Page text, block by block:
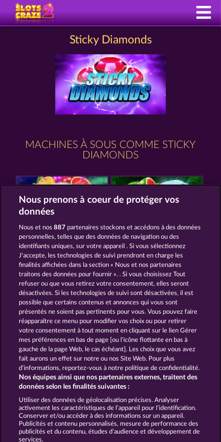
Sticky Diamonds
MACHINES À SOUS COMME STICKY
DIAMONDS
7 SUPERNOVA FRUITS BACK TO THE FRUITS
EXPLODIAC MAXI PLAY
CGU Charte de confidentialité
Mentions légales Société FAQ
Facebook
Envoyer la demande de rétractation
Nous prenons à coeur de protéger vos
données
Nous et nos887 partenaires stockons et accédons à des données
personnelles, telles que des données de navigation ou des
identifiants uniques, sur votre appareil . Si vous sélectionnez
J'accepte, les technologies de suivi prendront en charge les
finalités affichées dans la section « Nous et nos partenaires
traitons des données pour fournir ». . Si vous choisissez Tout
refuser ou que vous retirez votre consentement, elles seront
désactivées. Si les technologies de suivi sont désactivées, il est
possible que certains contenus et annonces qui vous sont
présentés ne soient pas pertinents pour vous. Vous pouvez faire
réapparaître ce menu pour modifier vos choix ou pour retirer
votre consentement à tout moment en cliquant sur le lien Gérer
mes préférences en bas de page [ou l'icône flottante en bas à
gauche de la page Web, le cas échéant]. Les choix que vous avez
fait aurons un effet sur notre ou nos Site Web. Pour plus
d’informations, reportez-vous à notre politique de confidentialité.
Nos équipes ainsi que nos partenaires externes, traitent des
données selon les finalités suivantes :
Utiliser des données de géolocalisation précises. Analyser
activement les caractéristiques de l’appareil pour l’identification.
Conserver et/ou accéder à des informations sur un appareil.
Publicités et contenu personnalisés, mesure de performance des
publicités et du contenu, études d’audience et développement de
services.